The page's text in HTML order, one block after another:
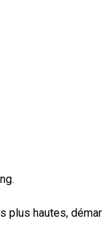
plus hautes,